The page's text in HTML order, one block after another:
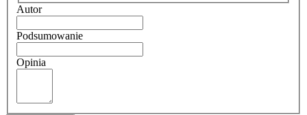
Autor
Podsumowanie
Opinia